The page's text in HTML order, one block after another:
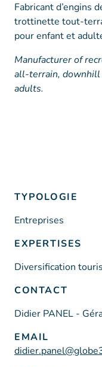
TYPOLOGIE
Entreprises
EXPERTISES
Diversification
CONTACT
Didier PANEL -
EMAIL
Fabricant d’engins
trottinette tout-
pour enfant et
Manufacturer of
all-terrain, downhill
adults.